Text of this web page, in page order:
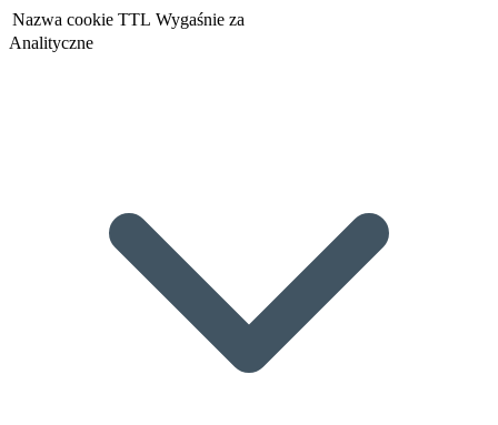
Nazwa cookie TTL Wygaśnie za
Analityczne